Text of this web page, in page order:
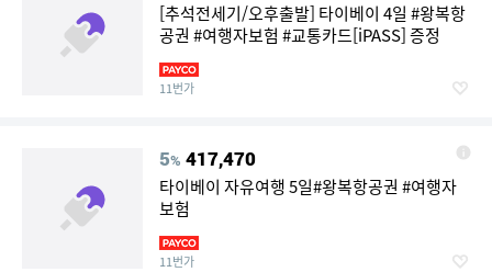
[추석전세기/오후출발] 타이베이 4일 #왕복항
공권 #여행자보험 #교통카드[iPASS] 증정
11번가
5% 417,470
타이베이 자유여행 5일#왕복항공권 #여행자
보험
11번가